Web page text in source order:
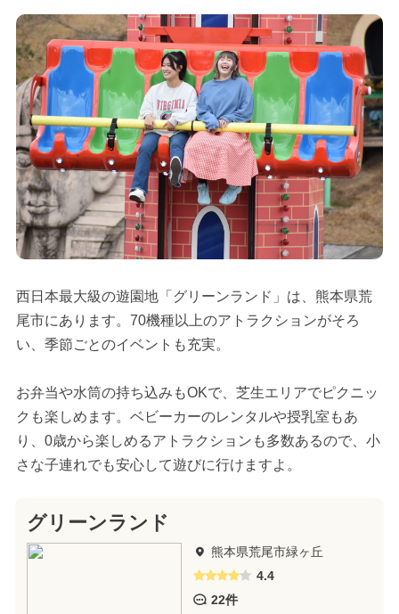
西日本最大級の遊園地「グリーンランド」は、熊本県荒
尾市にあります。70機種以上のアトラクションがそろ
い、季節ごとのイベントも充実。
お弁当や水筒の持ち込みもOKで、芝生エリアでピクニッ
クも楽しめます。ベビーカーのレンタルや授乳室もあ
り、0歳から楽しめるアトラクションも多数あるので、小
さな子連れでも安心して遊びに行けますよ。
グリーンランド
熊本県荒尾市緑ヶ丘
4.4
22件